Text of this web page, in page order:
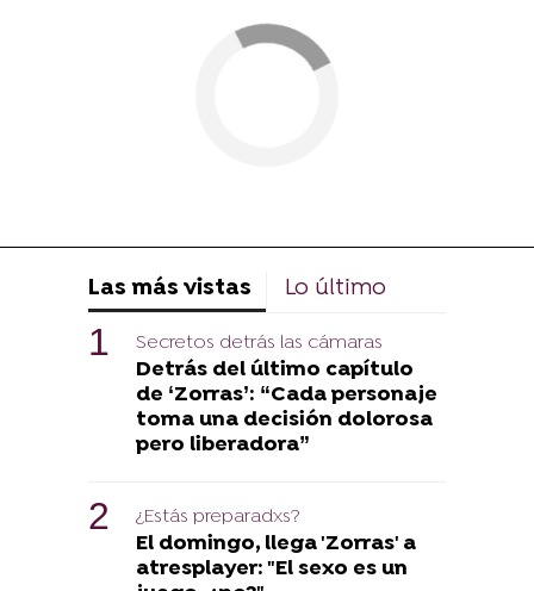
Las más vistas Lo último
Secretos detrás las cámaras
Detrás del último capítulo
de ‘Zorras’: “Cada personaje
toma una decisión dolorosa
pero liberadora”
¿Estás preparadxs?
El domingo, llega 'Zorras' a
atresplayer: "El sexo es un